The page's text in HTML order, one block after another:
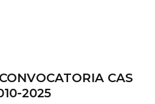
CAS
2025